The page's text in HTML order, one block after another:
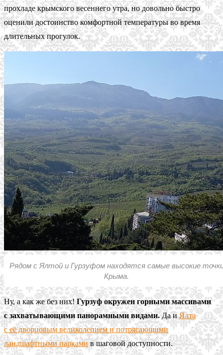
прохладе крымского весеннего утра, но довольно быстро
оценили достоинство комфортной температуры во время
длительных прогулок.
Рядом с Ялтой и Гурзуфом находятся самые высокие
Крыма.
Ну, а как же без них!Гурзуф окружен горными массивами
с захватывающими панорамными видами.Да иЯлта
с её дворцовым великолепием и потрясающими
ландшафтными паркамив шаговой доступности.